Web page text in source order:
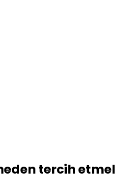
tercih